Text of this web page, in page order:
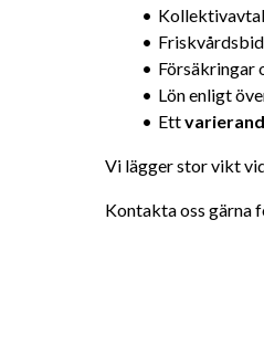
Kollektivavtal
Försäkringar
Lön enligt
Ett
Vi lägger stor vikt
Kontakta oss gärna